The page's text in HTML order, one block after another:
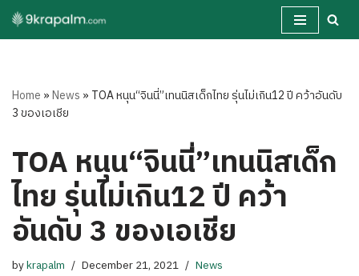
Skip
Home »News » TOA หนุน“จินนี่”เทนนิสเด็กไทย รุ่นไม่เกิน12 ปี คว้าอันดับ
3 ของเอเชีย
TOA หนุน“จินนี่”เทนนิสเด็ก
ไทย รุ่นไม่เกิน12 ปี คว้า
อันดับ 3 ของเอเชีย
bykrapalm December 21, 2021 News